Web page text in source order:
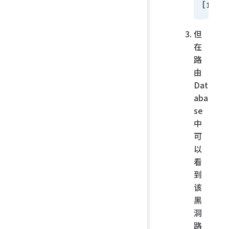
[1/0]
但
在
路
由
Dat
aba
se
中
可
以
看
到
该
黑
洞
路